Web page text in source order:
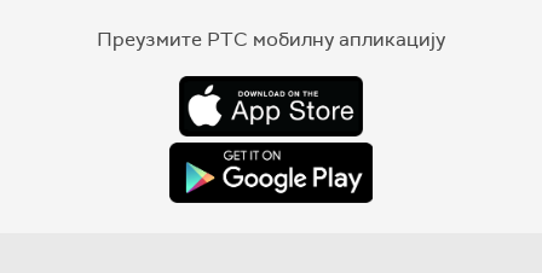
Преузмите РТС мобилну апликацију